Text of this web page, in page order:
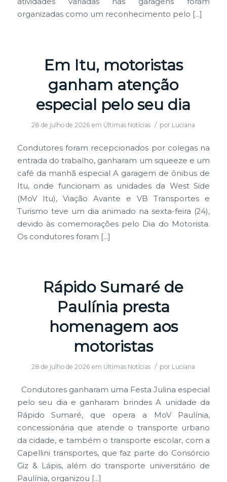
organizadas como um reconhecimento pelo […]
Em Itu, motoristas
ganham atenção
especial pelo seu dia
28 de julho de 2026 em Últimas Notícias / por Luciana
Condutores foram recepcionados por colegas na
entrada do trabalho, ganharam um squeeze e um
café da manhã especial A garagem de ônibus de
Itu, onde funcionam as unidades da West Side
(MoV Itu), Viação Avante e VB Transportes e
Turismo teve um dia animado na sexta-feira (24),
devido às comemorações pelo Dia do Motorista.
Os condutores foram […]
Rápido Sumaré de
Paulínia presta
homenagem aos
motoristas
28 de julho de 2026 em Últimas Notícias / por Luciana
Condutores ganharam uma Festa Julina especial
pelo seu dia e ganharam brindes A unidade da
Rápido Sumaré, que opera a MoV Paulínia,
concessionária que atende o transporte urbano
da cidade, e também o transporte escolar, com a
Capellini transportes, que faz parte do Consórcio
Giz & Lápis, além do transporte universitário de
Paulínia, organizou […]